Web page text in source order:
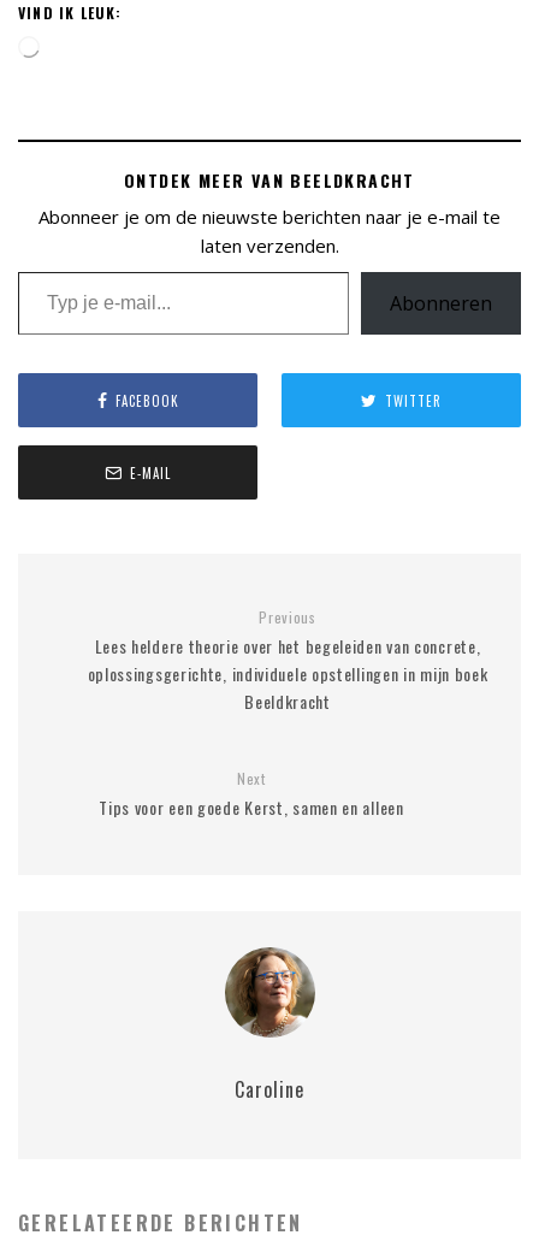
VIND IK LEUK:
l
d
e
.
ONTDEK MEER VAN BEELDKRACHT
Abonneer je om de nieuwste berichten naar je e-mail te
laten verzenden.
Typ je e-mail...
Abonneren
FACEBOOK TWITTER
E-MAIL
Previous
Lees heldere theorie over het begeleiden van concrete,
oplossingsgerichte, individuele opstellingen in mijn boek
Beeldkracht
Next
Tips voor een goede Kerst, samen en alleen
Caroline
GERELATEERDE BERICHTEN